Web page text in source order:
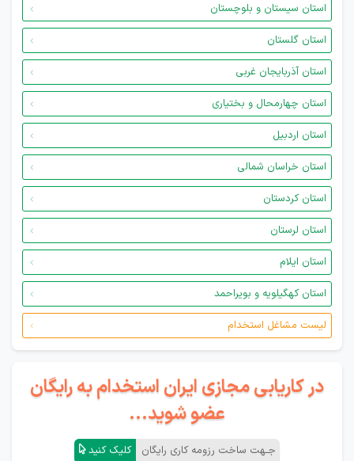
استان سیستان و بلوچستان
استان گلستان
استان آذربایجان غربی
استان چهارمحال و بختیاری
استان اردبیل
استان خراسان شمالی
استان کردستان
استان لرستان
استان ایلام
استان کهگیلویه و بویراحمد
لیست مشاغل استخدام
در کاریابی مجازی ایران استخدام به رایگان
عضو شوید...
جـهت ساخت رزومه کاری رایگان کلیک کنید